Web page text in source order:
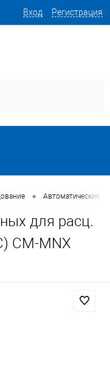
Вход Регистрация
• Автоматические
для расц.
CM-MNX